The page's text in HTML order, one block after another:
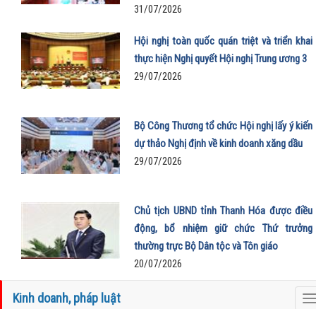
31/07/2026
Hội nghị toàn quốc quán triệt và triển khai
thực hiện Nghị quyết Hội nghị Trung ương 3
29/07/2026
Bộ Công Thương tổ chức Hội nghị lấy ý kiến
dự thảo Nghị định về kinh doanh xăng dầu
29/07/2026
Chủ tịch UBND tỉnh Thanh Hóa được điều
động, bổ nhiệm giữ chức Thứ trưởng
thường trực Bộ Dân tộc và Tôn giáo
20/07/2026
Kinh doanh, pháp luật